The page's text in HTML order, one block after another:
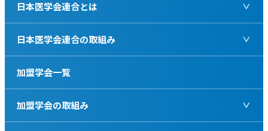
日本医学会連合とは
日本医学会連合の取組み
加盟学会一覧
加盟学会の取組み